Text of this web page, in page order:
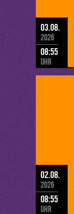
03.08.
2026
08:55
Uhr
02.08.
2026
08:55
Uhr